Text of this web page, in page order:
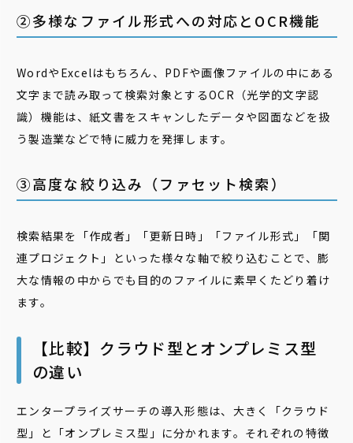
②多様なファイル形式への対応とOCR機能
WordやExcelはもちろん、PDFや画像ファイルの中にある
文字まで読み取って検索対象とするOCR（光学的文字認
識）機能は、紙文書をスキャンしたデータや図面などを扱
う製造業などで特に威力を発揮します。
③高度な絞り込み（ファセット検索）
検索結果を「作成者」「更新日時」「ファイル形式」「関
連プロジェクト」といった様々な軸で絞り込むことで、膨
大な情報の中からでも目的のファイルに素早くたどり着け
ます。
【比較】クラウド型とオンプレミス型
の違い
エンタープライズサーチの導入形態は、大きく「クラウド
型」と「オンプレミス型」に分かれます。それぞれの特徴